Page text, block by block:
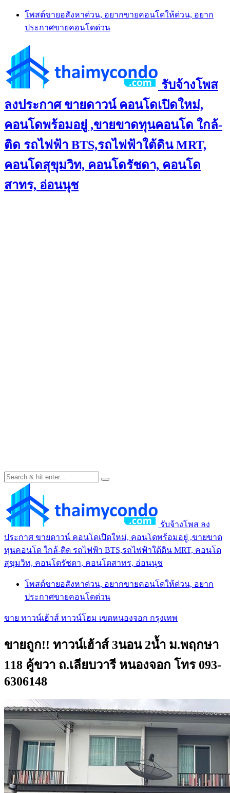
Skip
content
โพสต์ขายอสังหาด่วน, อยากขายคอนโดให้ด่วน, อยาก
ประกาศขายคอนโดด่วน
รับจ้างโพส
ลงประกาศ ขายดาวน์ คอนโดเปิดใหม่,
คอนโดพร้อมอยู่ ,ขายขาดทุนคอนโด ใกล้-
ติด รถไฟฟ้า BTS,รถไฟฟ้าใต้ดิน MRT,
คอนโดสุขุมวิท, คอนโดรัชดา, คอนโด
สาทร, อ่อนนุช
รับจ้างโพส ลง
ประกาศ ขายดาวน์ คอนโดเปิดใหม่, คอนโดพร้อมอยู่ ,ขายขาด
ทุนคอนโด ใกล้-ติด รถไฟฟ้า BTS,รถไฟฟ้าใต้ดิน MRT, คอนโด
สุขุมวิท, คอนโดรัชดา, คอนโดสาทร, อ่อนนุช
โพสต์ขายอสังหาด่วน, อยากขายคอนโดให้ด่วน, อยาก
ประกาศขายคอนโดด่วน
ขาย ทาวน์เฮ้าส์ ทาวน์โฮม เขตหนองจอก กรุงเทพ
ขายถูก!! ทาวน์เฮ้าส์ 3นอน 2น้ำ ม.พฤกษา
118 คู้ขวา ถ.เลียบวารี หนองจอก โทร 093-
6306148